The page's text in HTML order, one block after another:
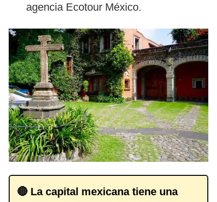
agencia Ecotour México.
🔴 La capital mexicana tiene una